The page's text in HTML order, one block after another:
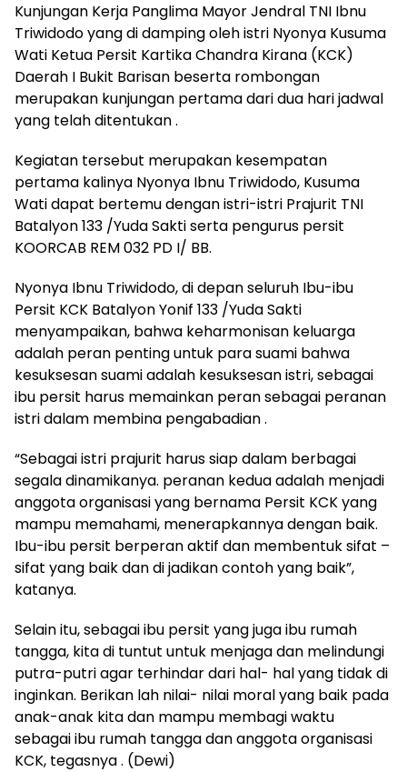
Kunjungan Kerja Panglima Mayor Jendral TNI Ibnu
Triwidodo yang di damping oleh istri Nyonya Kusuma
Wati Ketua Persit Kartika Chandra Kirana (KCK)
Daerah I Bukit Barisan beserta rombongan
merupakan kunjungan pertama dari dua hari jadwal
yang telah ditentukan .
Kegiatan tersebut merupakan kesempatan
pertama kalinya Nyonya Ibnu Triwidodo, Kusuma
Wati dapat bertemu dengan istri-istri Prajurit TNI
Batalyon 133 /Yuda Sakti serta pengurus persit
KOORCAB REM 032 PD I/ BB.
Nyonya Ibnu Triwidodo, di depan seluruh Ibu-ibu
Persit KCK Batalyon Yonif 133 /Yuda Sakti
menyampaikan, bahwa keharmonisan keluarga
adalah peran penting untuk para suami bahwa
kesuksesan suami adalah kesuksesan istri, sebagai
ibu persit harus memainkan peran sebagai peranan
istri dalam membina pengabadian .
“Sebagai istri prajurit harus siap dalam berbagai
segala dinamikanya. peranan kedua adalah menjadi
anggota organisasi yang bernama Persit KCK yang
mampu memahami, menerapkannya dengan baik.
Ibu-ibu persit berperan aktif dan membentuk sifat –
sifat yang baik dan di jadikan contoh yang baik”,
katanya.
Selain itu, sebagai ibu persit yang juga ibu rumah
tangga, kita di tuntut untuk menjaga dan melindungi
putra-putri agar terhindar dari hal- hal yang tidak di
inginkan. Berikan lah nilai- nilai moral yang baik pada
anak-anak kita dan mampu membagi waktu
sebagai ibu rumah tangga dan anggota organisasi
KCK, tegasnya . (Dewi)